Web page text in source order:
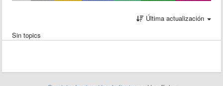
Última actualización
Sin topics